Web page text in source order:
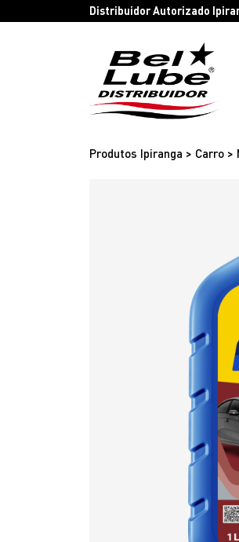
Distribuidor Autorizado
Produtos Ipiranga > Carro >